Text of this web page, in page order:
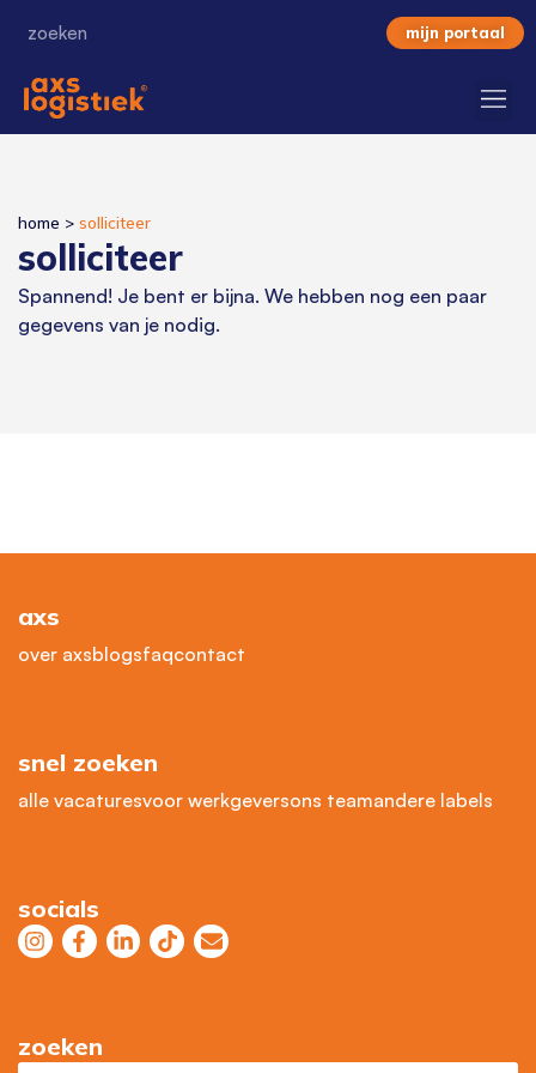
mijn portaal
home > solliciteer
solliciteer
Spannend! Je bent er bijna. We hebben nog een paar
gegevens van je nodig.
axs
over axsblogsfaqcontact
snel zoeken
alle vacaturesvoor werkgeversons teamandere labels
socials
zoeken